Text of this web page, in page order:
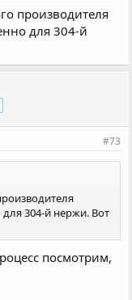
производителя
для 304-й
#73
для 304-й нержи. Вот
посмотрим,